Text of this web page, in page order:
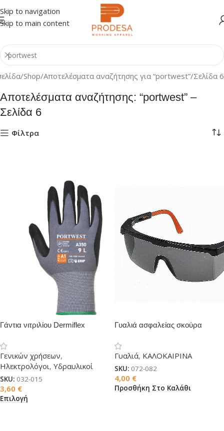
Skip to navigation
Skip to main content
Shop Αποτελέσματα αναζήτησης για “portwest” Σελίδα 6
Αποτελέσματα αναζήτησης: “portwest” –
Σελίδα 6
Φίλτρα
Γάντια νιτριλίου Dermiflex
Γενικών χρήσεων,
Ηλεκτρολόγοι, Υδραυλικοί
SKU: 032-015
3,60 €
Επιλογή
Γυαλιά ασφαλείας σκούρα
Γυαλιά, ΚΑΛΟΚΑΙΡΙΝΑ
SKU: 072-082
4,00 €
Προσθήκη Στο Καλάθι